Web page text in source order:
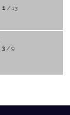
1 / 13
3/ 9